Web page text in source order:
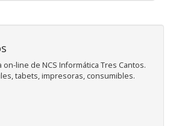
line de NCS Informática Tres Cantos.
tabets, impresoras, consumibles.